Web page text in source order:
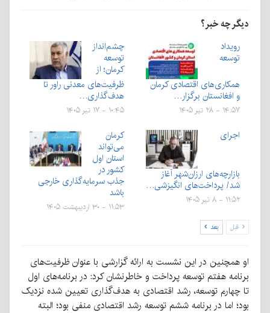
دیگر چه خبر؟
رویداد
توسعه
همکاری‌های اقتصادی کرمان
و افغانستان برگزار…
۱۴:۵۷ - ۲۸ تیر ۱۴۰۵
چشم‌انداز
توسعه
کرمان؛ از
ظرفیت‌های معدنی راور تا
هدف‌گذاری…
۱۰:۴۵ - ۱۷ تیر ۱۴۰۵
اجرای
بازارچه‌های ارزان‌شهر آغاز
شد/ پرداخت‌های انگیزشی…
۱۱:۵۲ - ۸ تیر ۱۴۰۵
کرمان
می‌تواند
استان اول
کشور در
جذب سرمایه‌گذاری خارجی
باشد
۱۱:۵۳ - ۳۰ اردیبهشت ۱۴۰۵
قبل بعد
او همچنین در این نشست به ارائه گزارشی با عنوان ظرفیت‌های
برنامه هفتم توسعه پرداخت و خاطرنشان کرد: در برنامه‌های اول
تا چهارم توسعه، رشد اقتصادی به هدف‌گذاری تعیین شده نزدیک
بود؛ اما در برنامه ششم توسعه رشد اقتصادی منفی بود؛ البته